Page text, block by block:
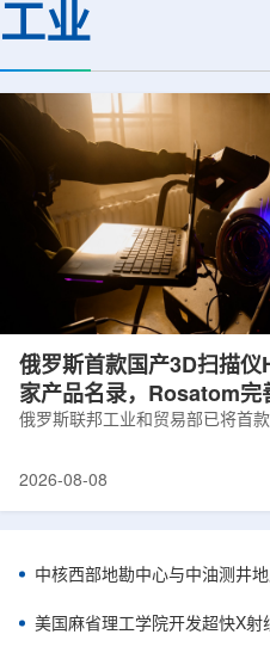
心的同步辐射装置组成，定位为科
教育基础设施。新光束线的主要特
观...
工业
俄罗斯首款国产3D扫描仪
家产品名录，Rosatom完
技术链
俄罗斯联邦工业和贸易部已将首
完成。至此，Helix成为俄罗斯首
RangeVision Helix由俄罗斯国家
制造合作伙伴RangeVision研发
以来，该公司成为唯一纳入俄罗
司增材制造生态系统的俄罗斯3D
2026-08-08
中核西部地勘中心与中油测井
美国麻省理工学院开发超快X